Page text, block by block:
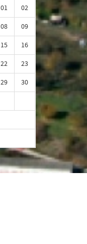
01
02
08
09
15
16
22
23
29
30